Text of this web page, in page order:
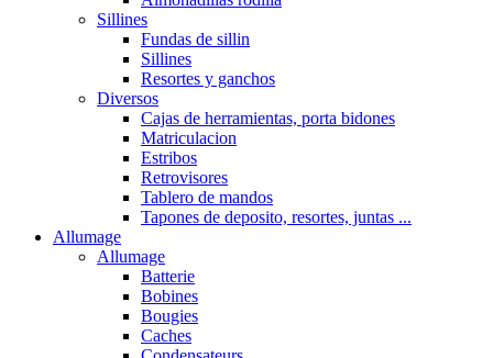
Sillines
Fundas de sillin
Sillines
Resortes y ganchos
Diversos
Cajas de herramientas, porta bidones
Matriculacion
Estribos
Retrovisores
Tablero de mandos
Tapones de deposito, resortes, juntas ...
Allumage
Allumage
Batterie
Bobines
Bougies
Caches